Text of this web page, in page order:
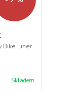
Bike Liner
Skladem